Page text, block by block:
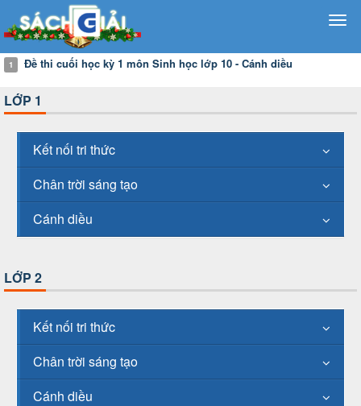
1 Đề thi cuối học kỳ 1 môn Sinh học lớp 10 - Cánh diều
LỚP 1
Kết nối tri thức
Chân trời sáng tạo
Cánh diều
LỚP 2
Kết nối tri thức
Chân trời sáng tạo
Cánh diều